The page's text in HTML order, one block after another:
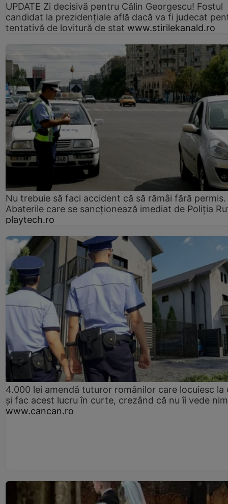
UPDATE Zi decisivă pentru Călin Georgescu! Fostul
candidat la prezidențiale află dacă va fi judecat
tentativă de lovitură de stat www.stirilekanald.ro
Nu trebuie să faci accident că să rămâi fără permis.
Abaterile care se sancționează imediat de Poliţia
playtech.ro
4.000 lei amendă tuturor românilor care locuiesc la
și fac acest lucru în curte, crezând că nu îi vede
www.cancan.ro